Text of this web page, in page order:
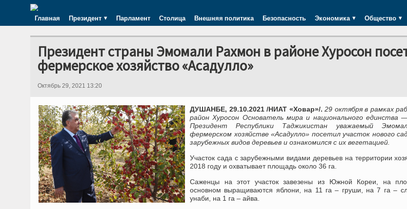
Главная Президент Парламент Столица Внешняя политика Безопасность Экономика Общество
Президент страны Эмомали Рахмон в районе Хуросон
фермерское хозяйство «Асадулло»
Октябрь 29, 2021 13:20
ДУШАНБЕ, 29.10.2021 /НИАТ «Ховар»/. 29 октября в рамках
район Хуросон Основатель мира и национального единства
Президент Республики Таджикистан уважаемый
фермерском хозяйстве «Асадулло» посетил участок нового
зарубежных видов деревьев и ознакомился с их вегетацией.
Участок сада с зарубежными видами деревьев на территории
2018 году и охватывает площадь около 36 га.
Саженцы на этот участок завезены из Южной Кореи, на
основном выращиваются яблони, на 11 га – груши, на 7 га –
унаби, на 1 га – айва.